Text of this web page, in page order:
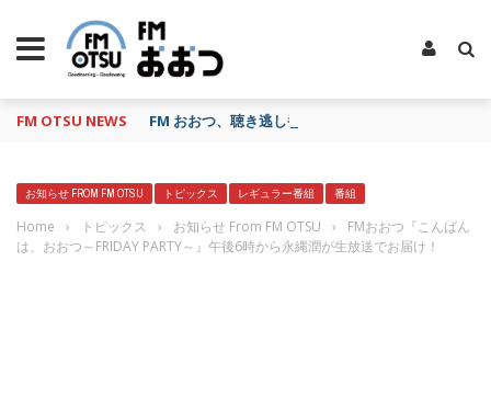
FM OTSU NEWS FM おおつ、聴き逃し番組配信サービス「shelfs」
お知らせ FROM FM OTSU トピックス レギュラー番組 番組
Home › トピックス › お知らせ From FM OTSU ›
FMおおつ『こんばん
は、おおつ～FRIDAY PARTY～』午後6時から永縄潤が生放送でお届け！